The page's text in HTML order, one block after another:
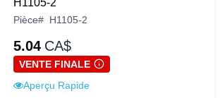
Pièce# H1105-2
5.04 CA$
VENTE FINALE
Aperçu Rapide